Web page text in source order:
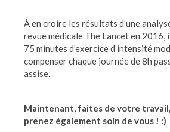
À en croire les résultats d’une
revue médicale The Lancet en 2016,
75 minutes d’exercice d’intensité
compenser chaque journée de 8h
assise.
Maintenant, faites de votre
prenez également soin de vous ! :)